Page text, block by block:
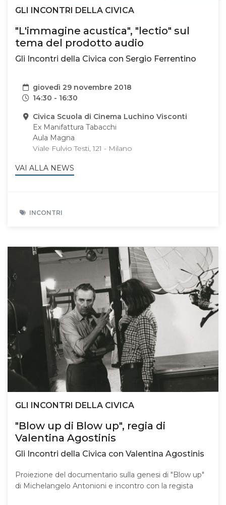
GLI INCONTRI DELLA CIVICA
"L'immagine acustica", "lectio" sul
tema del prodotto audio
Gli Incontri della Civica con Sergio Ferrentino
Data
giovedì 29 novembre 2018
Orari
14:30 - 16:30
Sede
Civica Scuola di Cinema Luchino Visconti
Ex Manifattura Tabacchi
Aula Magna
Viale Fulvio Testi, 121 - Milano
VAI ALLA NEWS
INCONTRI
GLI INCONTRI DELLA CIVICA
"Blow up di Blow up", regia di
Valentina Agostinis
Gli Incontri della Civica con Valentina Agostinis
Proiezione del documentario sulla genesi di "Blow up"
di Michelangelo Antonioni e incontro con la regista